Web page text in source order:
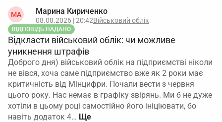
МА Марина Кириченко
08.08.2026 | 20:42Військовий облік
ВІДПОВІДЬ НАДАНО
Відкласти військовий облік: чи можливе
уникнення штрафів
Доброго дня) військовий облік на підприємстві ніколи
не вівся, хоча саме підприємство вже як 2 роки має
критичність від Мінцифри. Почали вести з червня
цього року. Нас немає в графіку звірянь. Ми б не дуже
хотіли в цьому році самостійно його ініціювати, бо
навіть додаток 4…